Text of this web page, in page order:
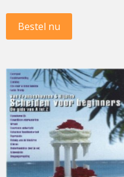
Bestel nu